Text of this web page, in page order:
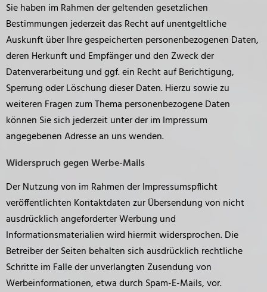
Sie haben im Rahmen der geltenden gesetzlichen
Bestimmungen jederzeit das Recht auf unentgeltliche
Auskunft über Ihre gespeicherten personenbezogenen Daten,
deren Herkunft und Empfänger und den Zweck der
Datenverarbeitung und ggf. ein Recht auf Berichtigung,
Sperrung oder Löschung dieser Daten. Hierzu sowie zu
weiteren Fragen zum Thema personenbezogene Daten
können Sie sich jederzeit unter der im Impressum
angegebenen Adresse an uns wenden.
Widerspruch gegen Werbe-Mails
Der Nutzung von im Rahmen der Impressumspflicht
veröffentlichten Kontaktdaten zur Übersendung von nicht
ausdrücklich angeforderter Werbung und
Informationsmaterialien wird hiermit widersprochen. Die
Betreiber der Seiten behalten sich ausdrücklich rechtliche
Schritte im Falle der unverlangten Zusendung von
Werbeinformationen, etwa durch Spam-E-Mails, vor.